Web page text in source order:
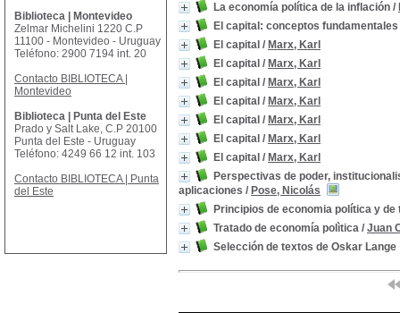
La economía política de la inflación /
El capital: conceptos fundamentales
El capital / Marx, Karl
El capital / Marx, Karl
El capital / Marx, Karl
El capital / Marx, Karl
El capital / Marx, Karl
El capital / Marx, Karl
El capital / Marx, Karl
Perspectivas de poder,
aplicaciones / Pose, Nicolás
Principios de economia política y de
Tratado de economía polìtica / Juan
Selección de textos de Oskar Lange
Biblioteca | Montevideo
Zelmar Michelini 1220 C.P
11100 - Montevideo - Uruguay
Teléfono: 2900 7194 int. 20
Contacto BIBLIOTECA |
Montevideo
Biblioteca | Punta del Este
Prado y Salt Lake, C.P 20100
Punta del Este - Uruguay
Teléfono: 4249 66 12 int. 103
Contacto BIBLIOTECA | Punta
del Este